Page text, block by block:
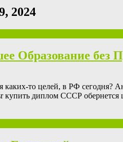
2024
Образование без
то целей, в РФ сегодня?
купить диплом СССР